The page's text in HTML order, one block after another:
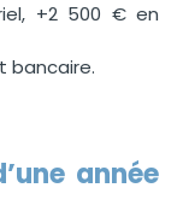
+2 500 € en
bancaire.
année